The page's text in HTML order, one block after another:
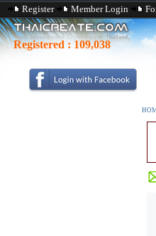
Register Member Login
Registered : 109,038